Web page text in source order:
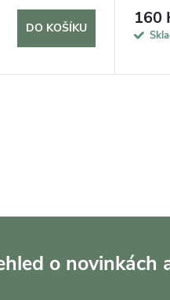
DO KOŠÍKU 160
o novinkách